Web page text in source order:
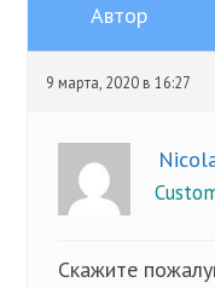
Автор
9 марта, 2020 в 16:27
Скажите